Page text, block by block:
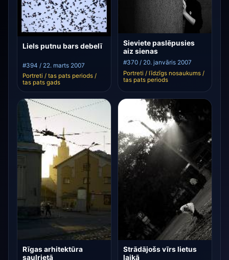
Liels putnu bars debelī
#394 / 22. marts 2007
Portreti / tas pats periods /
tas pats gads
Sieviete paslēpusies
aiz sienas
#370 / 20. janvāris 2007
Portreti / līdzīgs nosaukums /
tas pats periods
Rīgas arhitektūra
saulrietā
Strādājošs vīrs lietus
laikā